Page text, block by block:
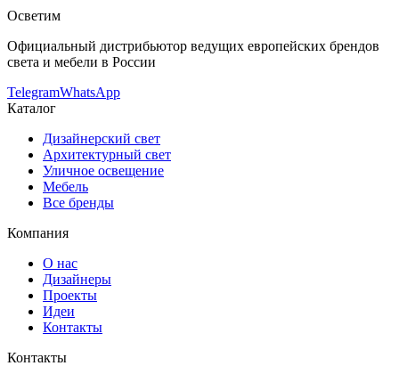
Осветим
Официальный дистрибьютор ведущих европейских брендов
света и мебели в России
TelegramWhatsApp
Каталог
Дизайнерский свет
Архитектурный свет
Уличное освещение
Мебель
Все бренды
Компания
О нас
Дизайнеры
Проекты
Идеи
Контакты
Контакты